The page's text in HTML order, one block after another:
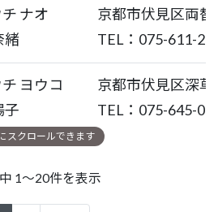
ナオ
緒
京都市伏見区両
TEL：075-611-
ヨウコ
子
京都市伏見区深
TEL：075-645-
1～20件を表示